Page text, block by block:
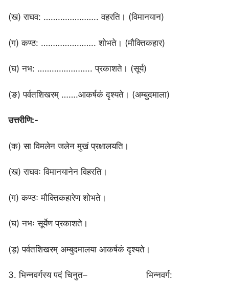
(ख) राघव: ………………….. वहरति। (विमानयान)
(ग) कण्ठ: ………………….. शोभते। (मौक्तिकहार)
(घ) नभ: ………………….. प्रकाशते। (सूर्य)
(ङ) पर्वतशिखरम् …….आकर्षकं दृश्यते। (अम्बुदमाला)
उत्तरीणि:-
(क) सा विमलेन जलेन मुखं प्रक्षालयति।
(ख) राघवः विमानयानेन विहरति।
(ग) कण्ठः मौक्तिकहारेण शोभते।
(घ) नभः सूर्येण प्रकाशते।
(ड़) पर्वतशिखरम् अम्बुदमालया आकर्षकं दृश्यते।
3. भिन्नवर्गस्य पदं चिनुत– भिन्नवर्ग: